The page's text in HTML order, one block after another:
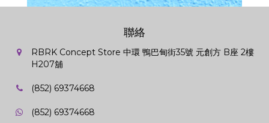
聯絡
RBRK Concept Store 中環 鴨巴甸街35號 元創方 B座 2樓
H207舖
(852) 69374668
(852) 69374668